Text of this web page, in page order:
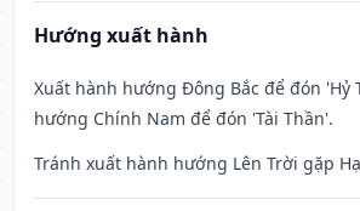
Hướng xuất hành
Xuất hành hướng Đông Bắc để đón 'Hỷ
hướng Chính Nam để đón 'Tài Thần'.
Tránh xuất hành hướng Lên Trời gặp